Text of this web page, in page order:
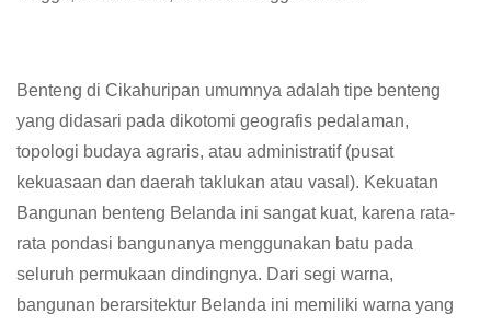
Benteng di Cikahuripan umumnya adalah tipe benteng
yang didasari pada dikotomi geografis pedalaman,
topologi budaya agraris, atau administratif (pusat
kekuasaan dan daerah taklukan atau vasal). Kekuatan
Bangunan benteng Belanda ini sangat kuat, karena rata-
rata pondasi bangunanya menggunakan batu pada
seluruh permukaan dindingnya. Dari segi warna,
bangunan berarsitektur Belanda ini memiliki warna yang